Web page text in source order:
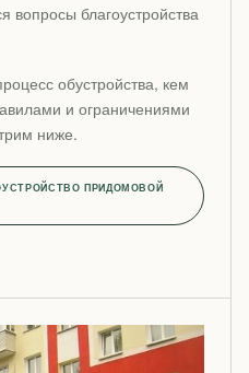
благоустройства
обустройства, кем
и ограничениями
ниже.
ПРИДОМОВОЙ